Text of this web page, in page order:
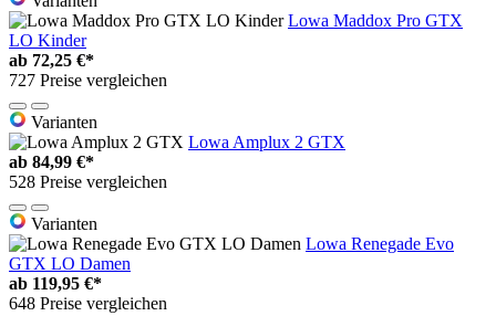
Lowa Maddox Pro GTX
LO Kinder
ab 72,25 €*
727 Preise vergleichen
Varianten
Lowa Amplux 2 GTX
ab 84,99 €*
528 Preise vergleichen
Varianten
Lowa Renegade Evo
GTX LO Damen
ab 119,95 €*
648 Preise vergleichen